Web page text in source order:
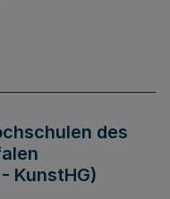
des
KunstHG)